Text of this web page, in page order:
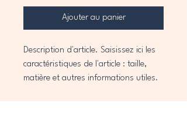
Ajouter au panier
Description d'article. Saisissez ici les
caractéristiques de l'article : taille,
matière et autres informations utiles.